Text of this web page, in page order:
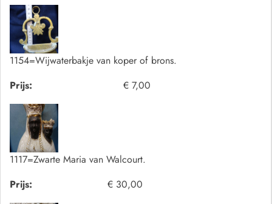
1154=Wijwaterbakje van koper of brons.
Prijs:
€ 7,00
1117=Zwarte Maria van Walcourt.
Prijs:
€ 30,00